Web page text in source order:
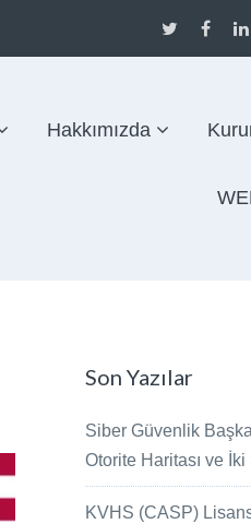
Hakkımızda
Son Yazılar
Siber Güvenlik
Otorite Haritası ve İki
KVHS (CASP)